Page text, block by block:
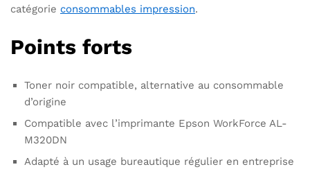
catégorie consommables impression.
Points forts
Toner noir compatible, alternative au consommable
d’origine
Compatible avec l’imprimante Epson WorkForce AL-
M320DN
Adapté à un usage bureautique régulier en entreprise